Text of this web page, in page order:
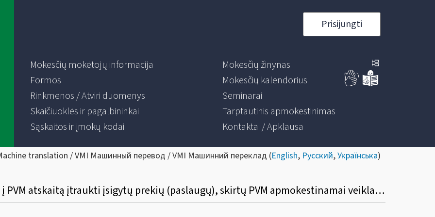
Prisijungti
Mokesčių mokėtojų informacija
Formos
Rinkmenos / Atviri duomenys
Skaičiuoklės ir pagalbininkai
Sąskaitos ir įmokų kodai
Mokesčių žinynas
Mokesčių kalendorius
Seminarai
Tarptautinis apmokestinimas
Kontaktai / Apklausa
translation / VMI Машинный перевод / VMI Машинний переклад (English, Русский,Українська)
Ar gali fizinis asmuo, PVM mokėtojas, į PVM atskaitą įtraukti įsigytų prekių (paslaugų), skirtų PVM apmokestinamai veiklai vykdyti, pirkimo (importo) PVM?